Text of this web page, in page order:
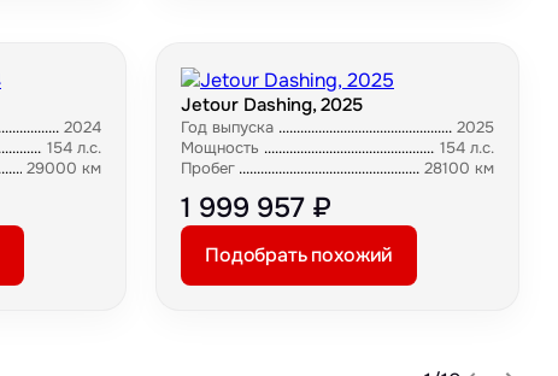
2024
154 л.с.
29000 км
Jetour Dashing, 2025
Год выпуска
2025
Мощность
154 л.с.
Пробег
28100 км
1 999 957 ₽
Подобрать похожий